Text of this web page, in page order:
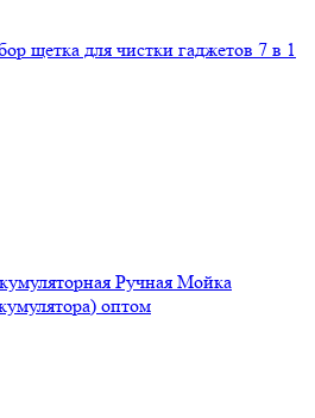
щетка для чистки гаджетов 7 в 1
Ручная Мойка
оптом